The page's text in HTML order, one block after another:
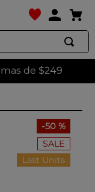
de $249
-50 %
SALE
Last Units